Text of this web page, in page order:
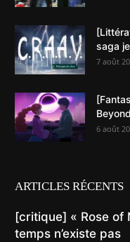
saga
7 août
6 août
ARTICLES RÉCENTS
[critique] « Rose of
temps n’existe pas